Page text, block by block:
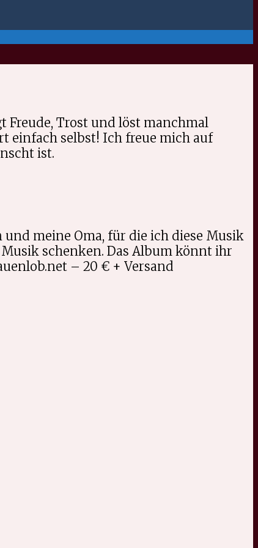
Freude, Trost und löst manchmal
einfach selbst! Ich freue mich auf
ist.
meine Oma, für die ich diese Musik
schenken. Das Album könnt ihr
– 20 € + Versand